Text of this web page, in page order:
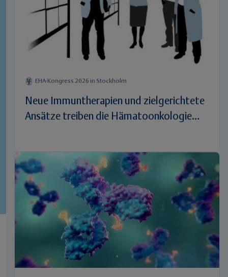
EHA-Kongress 2026 in Stockholm
Neue Immuntherapien und zielgerichtete
Ansätze treiben die Hämatoonkologie